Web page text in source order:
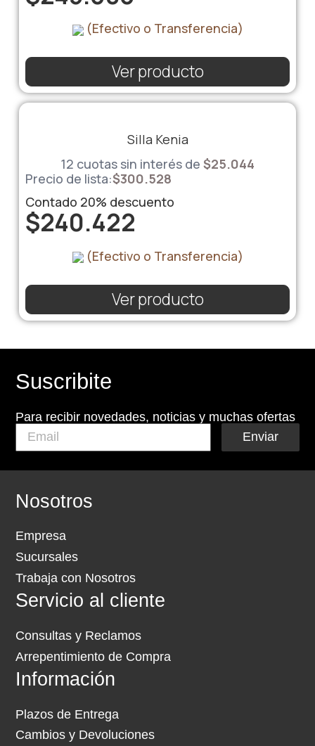
(Efectivo o Transferencia)
Ver producto
Silla Kenia
12 cuotas sin interés de $25.044
Precio de lista:$300.528
Contado 20% descuento
$240.422
(Efectivo o Transferencia)
Ver producto
Suscribite
Para recibir novedades, noticias y muchas ofertas
Enviar
Nosotros
Empresa
Sucursales
Trabaja con Nosotros
Servicio al cliente
Consultas y Reclamos
Arrepentimiento de Compra
Información
Plazos de Entrega
Cambios y Devoluciones